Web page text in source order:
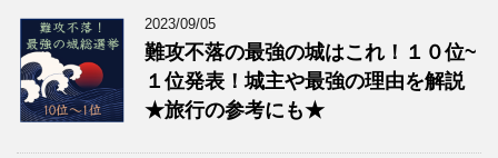
2023/09/05
難攻不落の最強の城はこれ！１０位~
１位発表！城主や最強の理由を解説
★旅行の参考にも★